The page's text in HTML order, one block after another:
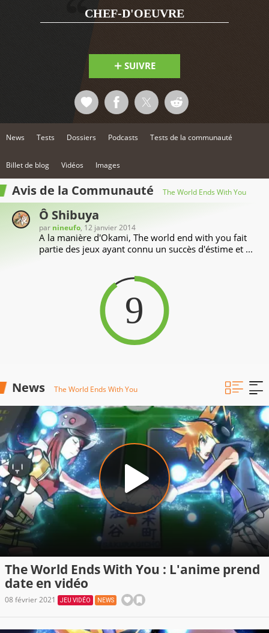
CHEF-D'OEUVRE
SUIVRE
News Tests Dossiers Podcasts Tests de la communauté
Billet de blog Vidéos Images
Avis de la Communauté The World Ends With You
Ô Shibuya
par nineufo, 12 janvier 2014
A la manière d'Okami, The world end with you fait
partie des jeux ayant connu un succès d'éstime et ...
9
News The World Ends With You
The World Ends With You : L'anime prend
date en vidéo
08 février 2021 JEU VIDÉO NEWS